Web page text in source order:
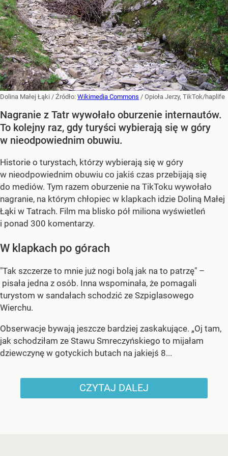
Dolina Małej Łąki / Źródło: Wikimedia Commons / Opioła Jerzy, TikTok/haplife
Nagranie z Tatr wywołało oburzenie internautów.
To kolejny raz, gdy turyści wybierają się w góry
w nieodpowiednim obuwiu.
Historie o turystach, którzy wybierają się w góry
w nieodpowiednim obuwiu co jakiś czas przebijają się
do mediów. Tym razem oburzenie na TikToku wywołało
nagranie, na którym chłopiec w klapkach idzie Doliną Małej
Łąki w Tatrach. Film ma blisko pół miliona wyświetleń
i ponad 300 komentarzy.
W klapkach po górach
"Tak szczerze to mnie już nogi bolą jak na to patrzę" –
pisała jedna z osób. Inna wspominała, że pomagali
turystom w sandałach schodzić ze Szpiglasowego
Wierchu.
Obserwacje bywają jeszcze bardziej zaskakujące. „Oj tam,
jak schodziłam ze Stawu Smreczyńskiego to mijałam
dziewczynę w gotyckich butach na jakiejś 8...
CZYTAJ DALEJ